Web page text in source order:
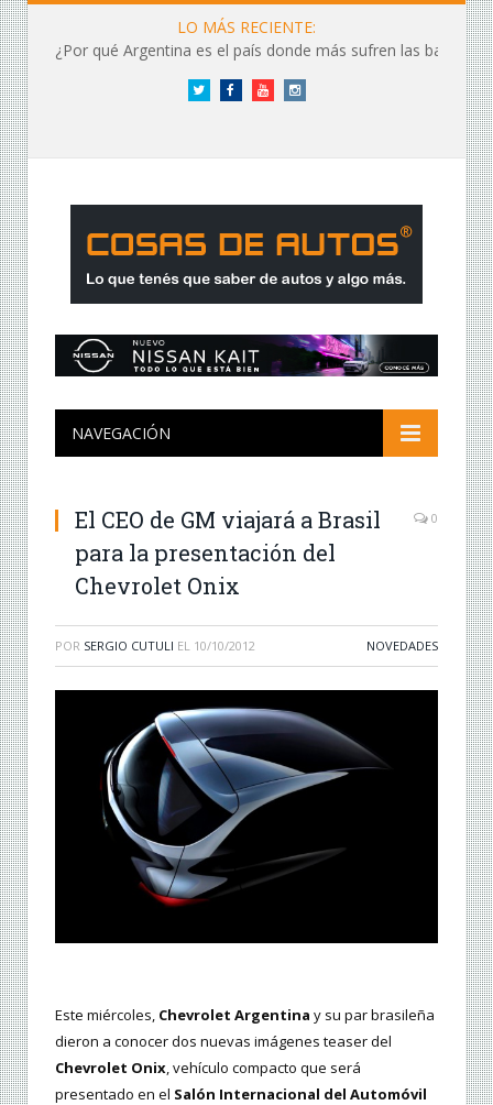
LO MÁS RECIENTE:
¿Por qué Argentina es el país donde más sufren las baterías?
Twitter FacebookYouTubeInstagram
NAVEGACIÓN
El CEO de GM viajará a Brasil
para la presentación del
Chevrolet Onix
0
POR SERGIO CUTULI EL 10/10/2012 NOVEDADES
Este miércoles, Chevrolet Argentina y su par brasileña
dieron a conocer dos nuevas imágenes teaser del
Chevrolet Onix , vehículo compacto que será
presentado en el Salón Internacional del Automóvil